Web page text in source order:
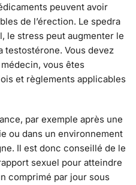
peuvent avoir
de l’érection. Le spedra
le stress peut augmenter le
testostérone. Vous devez
vous êtes
et règlements applicables
par exemple après une
ou dans un environnement
Il est donc conseillé de le
sexuel pour atteindre
comprimé par jour sous